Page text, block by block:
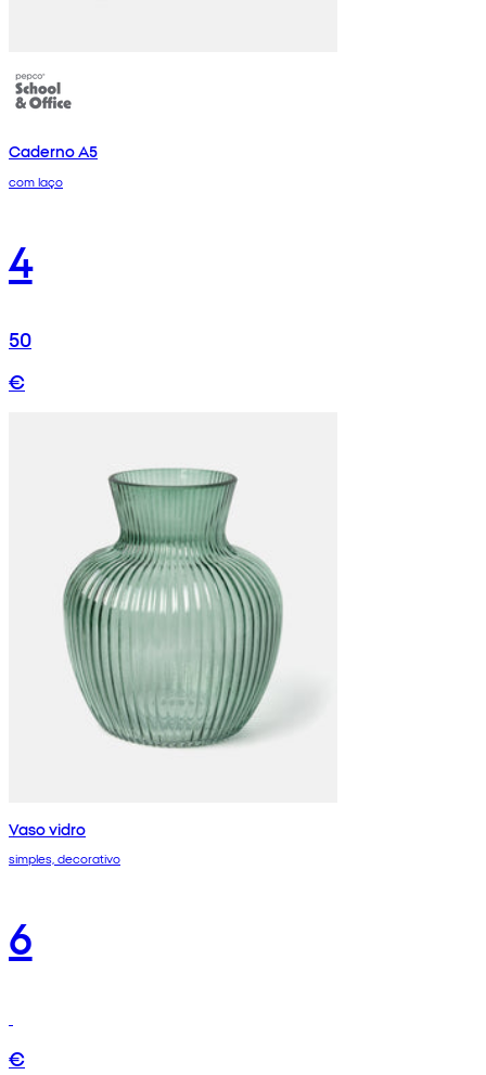
Caderno A5
com laço
4
50
€
Vaso vidro
simples, decorativo
6
€